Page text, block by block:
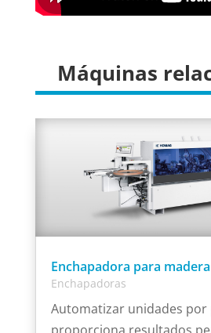
Máquinas
Enchapadora para
Enchapadoras
Automatizar unidades por